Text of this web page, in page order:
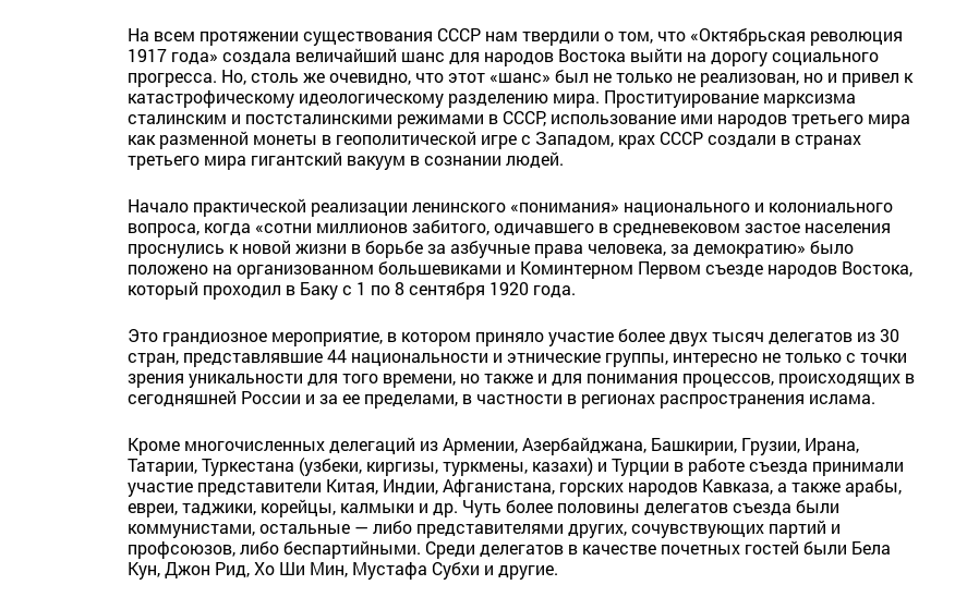
На всем протяжении существования СССР нам твердили о том, что «Октябрьская революция
1917 года» создала величайший шанс для народов Востока выйти на дорогу социального
прогресса. Но, столь же очевидно, что этот «шанс» был не только не реализован, но и привел к
катастрофическому идеологическому разделению мира. Проституирование марксизма
сталинским и постсталинскими режимами в СССР, использование ими народов третьего мира
как разменной монеты в геополитической игре с Западом, крах СССР создали в странах
третьего мира гигантский вакуум в сознании людей.
Начало практической реализации ленинского «понимания» национального и колониального
вопроса, когда «сотни миллионов забитого, одичавшего в средневековом застое населения
проснулись к новой жизни в борьбе за азбучные права человека, за демократию» было
положено на организованном большевиками и Коминтерном Первом съезде народов Востока,
который проходил в Баку с 1 по 8 сентября 1920 года.
Это грандиозное мероприятие, в котором приняло участие более двух тысяч делегатов из 30
стран, представлявшие 44 национальности и этнические группы, интересно не только с точки
зрения уникальности для того времени, но также и для понимания процессов, происходящих в
сегодняшней России и за ее пределами, в частности в регионах распространения ислама.
Кроме многочисленных делегаций из Армении, Азербайджана, Башкирии, Грузии, Ирана,
Татарии, Туркестана (узбеки, киргизы, туркмены, казахи) и Турции в работе съезда принимали
участие представители Китая, Индии, Афганистана, горских народов Кавказа, а также арабы,
евреи, таджики, корейцы, калмыки и др. Чуть более половины делегатов съезда были
коммунистами, остальные — либо представителями других, сочувствующих партий и
профсоюзов, либо беспартийными. Среди делегатов в качестве почетных гостей были Бела
Кун, Джон Рид, Хо Ши Мин, Мустафа Субхи и другие.